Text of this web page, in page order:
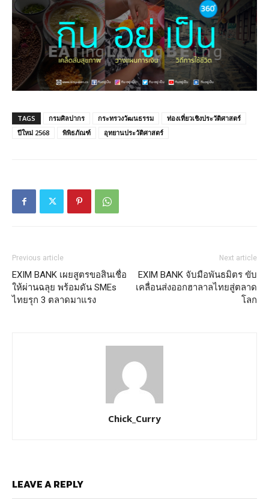
TAGS กรมศิลปากร กระทรวงวัฒนธรรม
ท่องเที่ยวเชิงประวัติศาสตร์
ปีใหม่ 2568
พิพิธภัณฑ์ อุทยานประวัติศาสตร์
Previous article
EXIM BANK เผยสูตรขอสินเชื่อ
ให้ผ่านฉลุย พร้อมดัน SMEs
ไทยรุก 3 ตลาดมาแรง
Next article
EXIM BANK จับมือพันธมิตร ขับ
เคลื่อนส่งออกฮาลาลไทยสู่ตลาด
โลก
Chick_Curry
LEAVE A REPLY